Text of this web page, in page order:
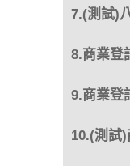
7.(測試)
8.商業登
9.商業登
10.(測試